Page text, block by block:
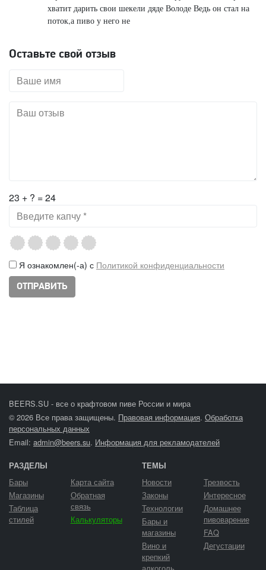
хватит дарить свои шекели дяде Володе Ведь он стал на
поток,а пиво у него не
Оставьте свой отзыв
23 + ? = 24
Я ознакомлен(-а) с Политикой конфиденциальности
BEERS.SU - все о крафтовом пиве России и мира
© 2026 Все права защищены. Правовая информация. Обработка
персональных данных
Email: admin@beers.su. Информация для рекламодателей
РАЗДЕЛЫ
Бары
Магазины
Таблица
стилей
Карта сайта
Обратная
связь
Калькуляторы
ТЕМЫ
Новости
Законы
Технологии
Бары и
магазины
Вино и
крепкий
Трезвость
Интересное
Домашнее
пивоварение
FAQ
Дегустации